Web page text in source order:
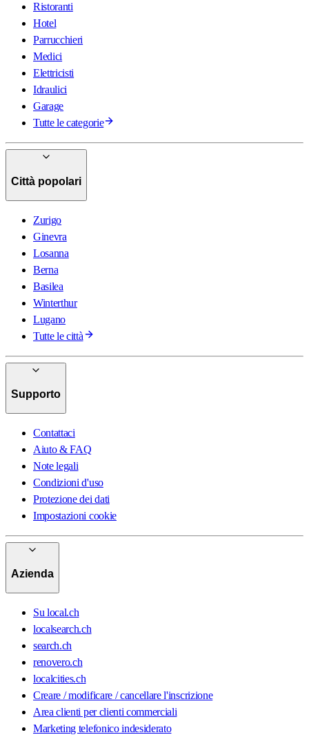
Ristoranti
Hotel
Parrucchieri
Medici
Elettricisti
Idraulici
Garage
Tutte le categorie
Città popolari
Zurigo
Ginevra
Losanna
Berna
Basilea
Winterthur
Lugano
Tutte le città
Supporto
Contattaci
Aiuto & FAQ
Note legali
Condizioni d'uso
Protezione dei dati
Impostazioni cookie
Azienda
Su local.ch
localsearch.ch
search.ch
renovero.ch
localcities.ch
Creare / modificare / cancellare l'inscrizione
Area clienti per clienti commerciali
Marketing telefonico indesiderato